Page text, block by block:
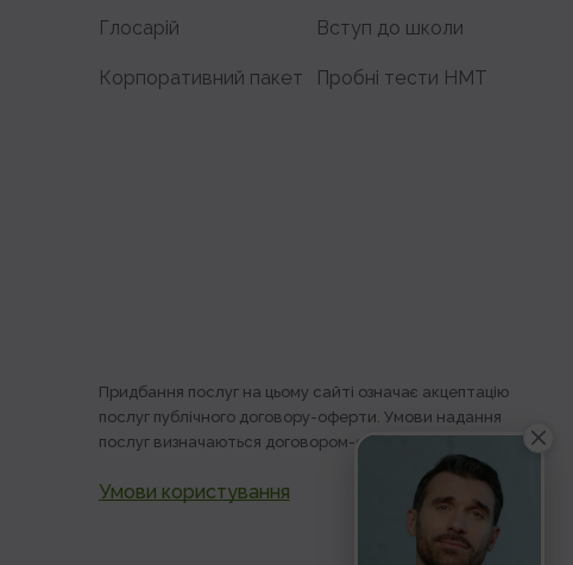
Глосарій Вступ до школи
Корпоративний пакет Пробні тести НМТ
Придбання послуг на цьому сайті означає акцептацію
послуг публічного договору-оферти. Умови надання
послуг визначаються договором-офертою.
Умови користування